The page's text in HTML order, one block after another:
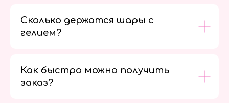
Сколько держатся шары с
гелием?
Как быстро можно получить
заказ?